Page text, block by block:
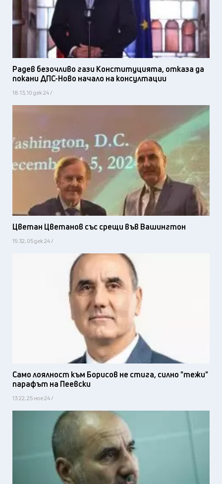
Радев безочливо гази Конституцията, отказа да
покани ДПС-Ново начало на консултации
18:13, 10 дек 24 /
Цветан Цветанов със срещи във Вашингтон
15:32, 05 дек 24 /
Само лоялност към Борисов не стига, силно "тежи"
парафът на Пеевски
13:22, 25 ное 24 /